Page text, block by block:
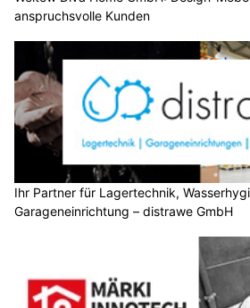
anspruchsvolle Kunden
Ihr Partner für Lagertechnik,
Garageneinrichtung – distrawe GmbH